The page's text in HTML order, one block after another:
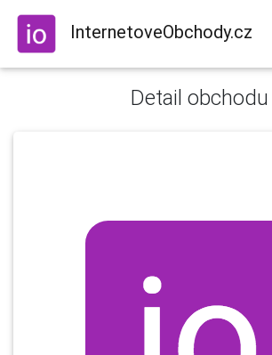
InternetoveObchody.cz
Detail obchodu